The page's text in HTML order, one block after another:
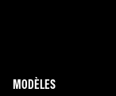
MODÈLES